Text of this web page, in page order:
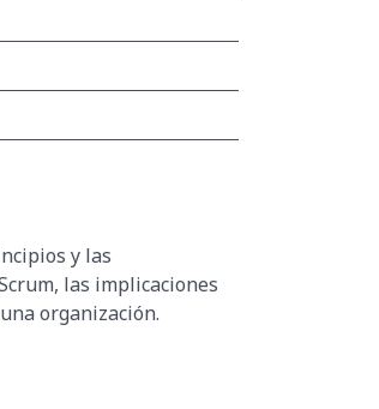
y las
las implicaciones
organización.